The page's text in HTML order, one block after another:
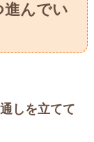
んでい
しを立てて